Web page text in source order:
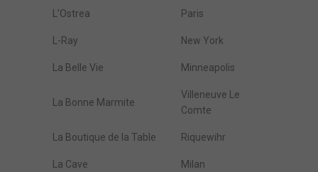
L'Ostrea Paris
L-Ray New York
La Belle Vie Minneapolis
La Bonne Marmite
Villeneuve Le
Comte
La Boutique de la Table Riquewihr
La Cave Milan